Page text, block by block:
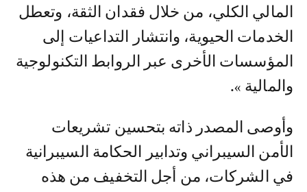
المالي الكلي، من خلال فقدان الثقة، وتعطل
الخدمات الحيوية، وانتشار التداعيات إلى
المؤسسات الأخرى عبر الروابط التكنولوجية
والمالية ».
وأوصى المصدر ذاته بتحسين تشريعات
الأمن السيبراني وتدابير الحكامة السيبرانية
في الشركات، من أجل التخفيف من هذه